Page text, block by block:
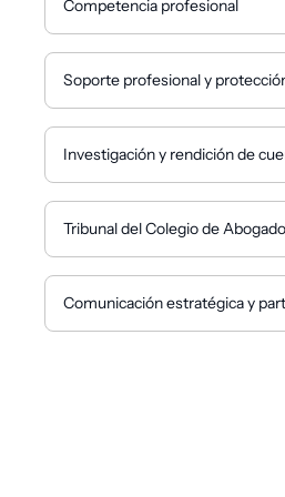
Competencia profesional
Soporte profesional y
Investigación y rendición de
Tribunal del Colegio de
Comunicación estratégica y